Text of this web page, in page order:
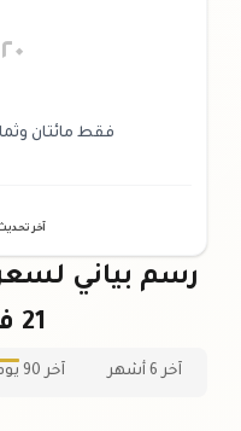
فقط مائتان
آخر
21 في أيرلندا
آخر 6 أشهر آخر 90 يوم